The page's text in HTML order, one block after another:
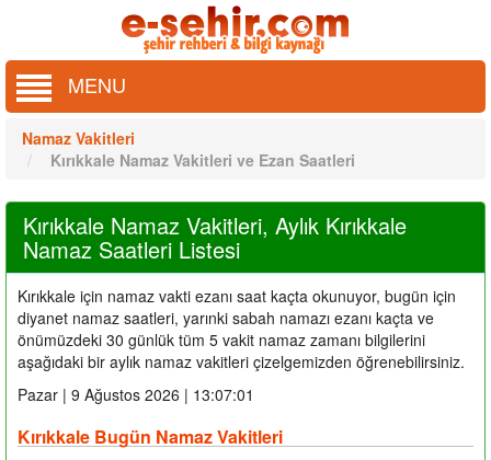
MENU
Namaz Vakitleri
Kırıkkale Namaz Vakitleri ve Ezan Saatleri
Kırıkkale Namaz Vakitleri, Aylık Kırıkkale
Namaz Saatleri Listesi
Kırıkkale için namaz vakti ezanı saat kaçta okunuyor, bugün için
diyanet namaz saatleri, yarınki sabah namazı ezanı kaçta ve
önümüzdeki 30 günlük tüm 5 vakit namaz zamanı bilgilerini
aşağıdaki bir aylık namaz vakitleri çizelgemizden öğrenebilirsiniz.
Pazar | 9 Ağustos 2026 | 13:07:02
Kırıkkale Bugün Namaz Vakitleri